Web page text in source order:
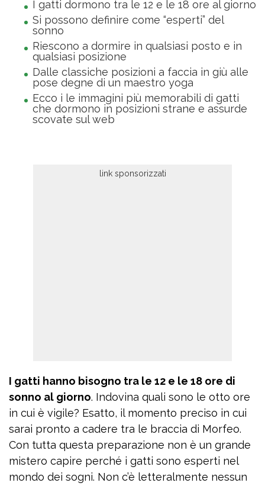
I gatti dormono tra le 12 e le 18 ore al giorno
Si possono definire come “esperti” del
sonno
Riescono a dormire in qualsiasi posto e in
qualsiasi posizione
Dalle classiche posizioni a faccia in giù alle
pose degne di un maestro yoga
Ecco i le immagini più memorabili di gatti
che dormono in posizioni strane e assurde
scovate sul web
I gatti hanno bisogno tra le 12 e le 18 ore di
sonno al giorno. Indovina quali sono le otto ore
in cui è vigile? Esatto, il momento preciso in cui
sarai pronto a cadere tra le braccia di Morfeo.
Con tutta questa preparazione non è un grande
mistero capire perché i gatti sono esperti nel
mondo dei sogni. Non c’è letteralmente nessun